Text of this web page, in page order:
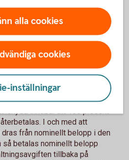
SPAX Nu och Bevis Nu
villkor för den specifika
avgiftsmodell för
innebär att 100 procent
I och med att
från nominellt belopp i den
betalas nominellt belopp
tillbaka på
alla cookies
cookies
inställningar